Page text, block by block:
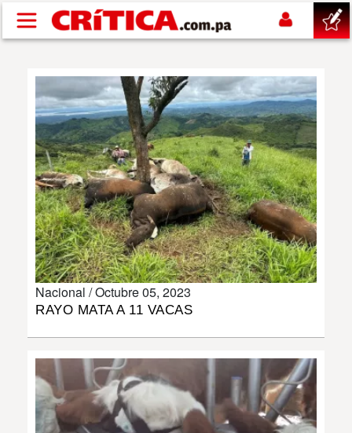
Pasar al contenido principal
SUCESOS
NACIONAL
POLÍTICA
SHOW
DEPORTES
MUNDO
INSÓLITAS
MULTIMEDIA
Nacional /Octubre 05, 2023
RAYO MATA A 11 VACAS